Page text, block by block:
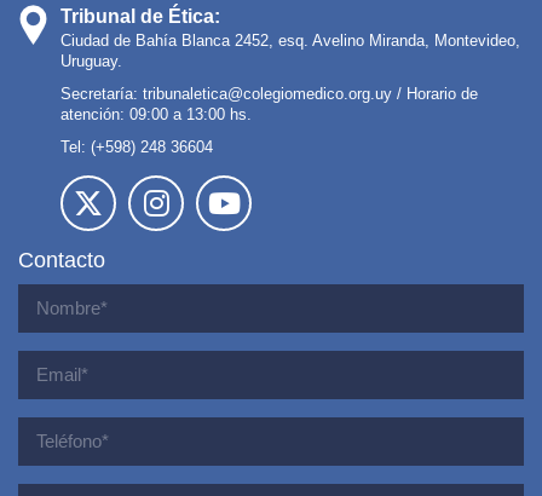
Tribunal de Ética:
Ciudad de Bahía Blanca 2452, esq. Avelino Miranda, Montevideo,
Uruguay.
Secretaría: tribunaletica@colegiomedico.org.uy / Horario de
atención: 09:00 a 13:00 hs.
Tel: (+598) 248 36604
Contacto